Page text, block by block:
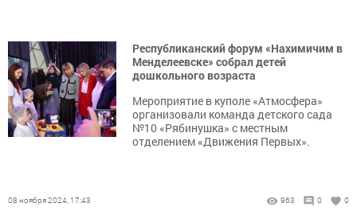
Республиканский форум «Нахимичим в
Менделеевске» собрал детей
дошкольного возраста
Мероприятие в куполе «Атмосфера»
организовали команда детского сада
№10 «Рябинушка» с местным
отделением «Движения Первых».
08 ноября 2024, 17:43 963 0 0